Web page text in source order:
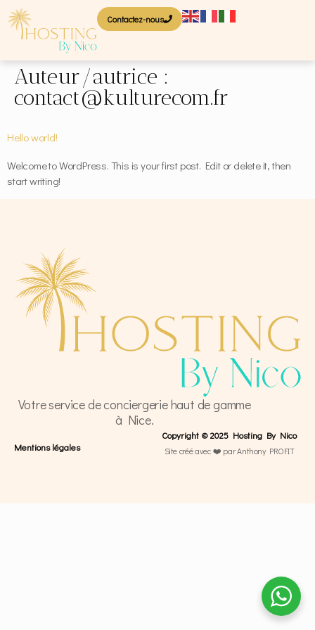
Contactez-nous
Auteur/autrice :
contact@kulturecom.fr
Hello world!
Welcome to WordPress. This is your first post. Edit or delete it, then
start writing!
Votre service de conciergerie haut de gamme
à Nice.
Copyright © 2025 Hosting By Nico
Site créé avec ❤️ par Anthony PROFIT
Mentions légales